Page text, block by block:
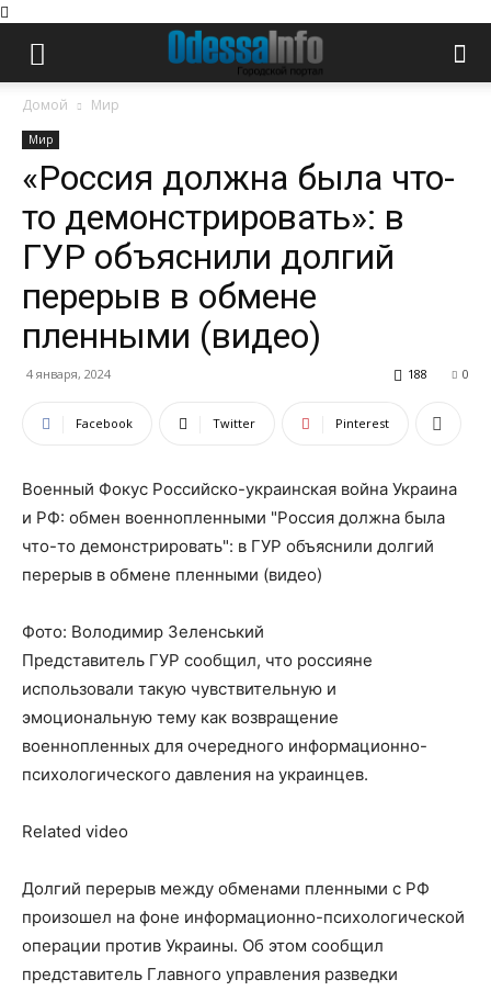
Домой Мир
Мир
«Россия должна была что-
то демонстрировать»: в
ГУР объяснили долгий
перерыв в обмене
пленными (видео)
4 января, 2024 0
188
Facebook Twitter Pinterest
Военный Фокус Российско-украинская война Украина
и РФ: обмен военнопленными "Россия должна была
что-то демонстрировать": в ГУР объяснили долгий
перерыв в обмене пленными (видео)
Фото: Володимир Зеленський
Представитель ГУР сообщил, что россияне
использовали такую чувствительную и
эмоциональную тему как возвращение
военнопленных для очередного информационно-
психологического давления на украинцев.
Related video
Долгий перерыв между обменами пленными с РФ
произошел на фоне информационно-психологической
операции против Украины. Об этом сообщил
представитель Главного управления разведки